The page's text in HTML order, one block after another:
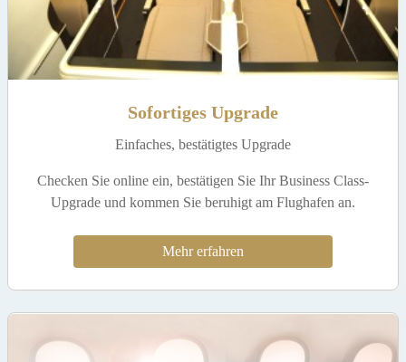
Sofortiges Upgrade
Einfaches, bestätigtes Upgrade
Checken Sie online ein, bestätigen Sie Ihr Business Class-
Upgrade und kommen Sie beruhigt am Flughafen an.
Mehr erfahren